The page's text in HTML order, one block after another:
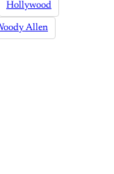
Hollywood
Allen